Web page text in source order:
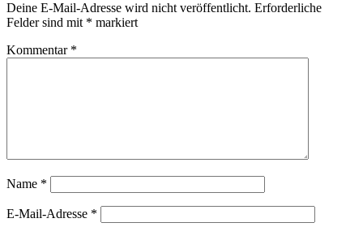
Deine E-Mail-Adresse wird nicht veröffentlicht. Erforderliche
Felder sind mit * markiert
Kommentar *
Name *
E-Mail-Adresse *